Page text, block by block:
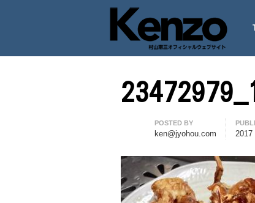
七転八起 – 村山憲三
村山憲三ウェブサイト
Author
POSTED BY
ken@jyohou.com 2017